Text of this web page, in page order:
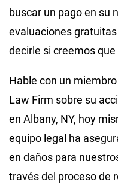
buscar un pago en su
evaluaciones
decirle si creemos
Hable con un
Law Firm sobre su
en Albany, NY, hoy
equipo legal ha
en daños para
través del proceso de